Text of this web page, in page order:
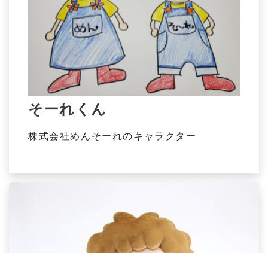
そーれくん
株式会社めんそーれのキャラクター